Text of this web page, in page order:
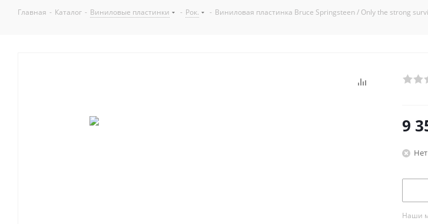
Главная - Каталог - Виниловые пластинки - Рок. - Виниловая пластинка Bruce Springsteen / Only the strong
9
Наши